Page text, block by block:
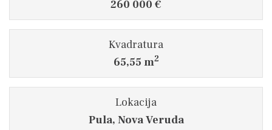
260 000 €
Kvadratura
65,55 m2
Lokacija
Pula, Nova Veruda